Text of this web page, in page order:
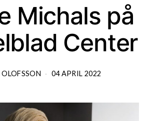
Michals på
Center
04 APRIL 2022